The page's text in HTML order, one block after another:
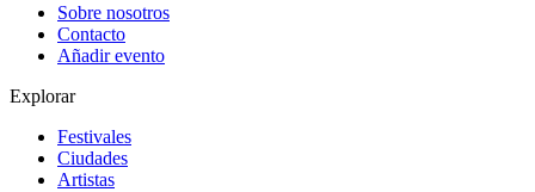
Sobre nosotros
Contacto
Añadir evento
Explorar
Festivales
Ciudades
Artistas